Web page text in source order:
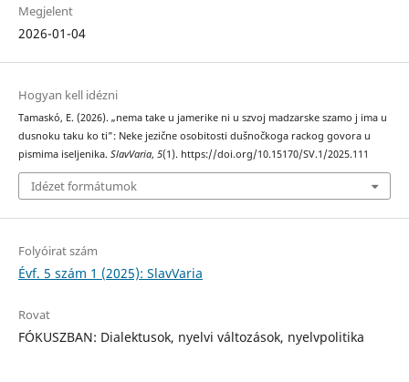
Megjelent
2026-01-04
Hogyan kell idézni
Tamaskó, E. (2026). „nema take u jamerike ni u szvoj madzarske szamo j ima u
dusnoku taku ko ti”: Neke jezične osobitosti dušnočkoga rackog govora u
pismima iseljenika. SlavVaria, 5(1). https://doi.org/10.15170/SV.1/2025.111
Idézet formátumok
Folyóirat szám
Évf. 5 szám 1 (2025): SlavVaria
Rovat
FÓKUSZBAN: Dialektusok, nyelvi változások, nyelvpolitika